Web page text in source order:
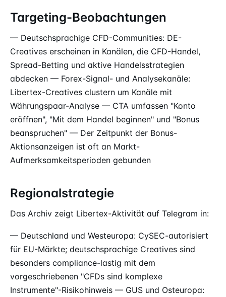
Targeting-Beobachtungen
— Deutschsprachige CFD-Communities: DE-
Creatives erscheinen in Kanälen, die CFD-Handel,
Spread-Betting und aktive Handelsstrategien
abdecken — Forex-Signal- und Analysekanäle:
Libertex-Creatives clustern um Kanäle mit
Währungspaar-Analyse — CTA umfassen "Konto
eröffnen", "Mit dem Handel beginnen" und "Bonus
beanspruchen" — Der Zeitpunkt der Bonus-
Aktionsanzeigen ist oft an Markt-
Aufmerksamkeitsperioden gebunden
Regionalstrategie
Das Archiv zeigt Libertex-Aktivität auf Telegram in:
— Deutschland und Westeuropa: CySEC-autorisiert
für EU-Märkte; deutschsprachige Creatives sind
besonders compliance-lastig mit dem
vorgeschriebenen "CFDs sind komplexe
Instrumente"-Risikohinweis — GUS und Osteuropa: